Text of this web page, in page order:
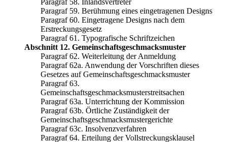
Paragraf 58. Inlandsvertreter
Paragraf 59. Berühmung eines eingetragenen Designs
Paragraf 60. Eingetragene Designs nach dem
Erstreckungsgesetz
Paragraf 61. Typografische Schriftzeichen
Abschnitt 12. Gemeinschaftsgeschmacksmuster
Paragraf 62. Weiterleitung der Anmeldung
Paragraf 62a. Anwendung der Vorschriften dieses
Gesetzes auf Gemeinschaftsgeschmacksmuster
Paragraf 63.
Gemeinschaftsgeschmacksmusterstreitsachen
Paragraf 63a. Unterrichtung der Kommission
Paragraf 63b. Örtliche Zuständigkeit der
Gemeinschaftsgeschmacksmustergerichte
Paragraf 63c. Insolvenzverfahren
Paragraf 64. Erteilung der Vollstreckungsklausel